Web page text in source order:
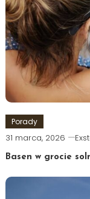
Porady
31 marca, 2026
Basen w grocie